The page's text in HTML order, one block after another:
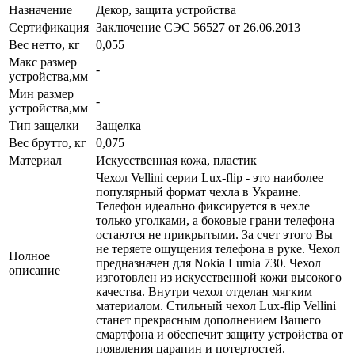
Назначение
Декор, защита устройства
Сертификация Заключение СЭС 56527 от 26.06.2013
Вес нетто, кг
0,055
Макс размер
устройства,мм
-
Мин размер
устройства,мм
-
Тип защелки
Защелка
Вес брутто, кг
0,075
Материал
Искусственная кожа, пластик
Полное
описание
Чехол Vellini серии Lux-flip - это наиболее
популярный формат чехла в Украине.
Телефон идеально фиксируется в чехле
только уголками, а боковые грани телефона
остаются не прикрытыми. За счет этого Вы
не теряете ощущения телефона в руке. Чехол
предназначен для Nokia Lumia 730. Чехол
изготовлен из искусственной кожи высокого
качества. Внутри чехол отделан мягким
материалом. Стильный чехол Lux-flip Vellini
станет прекрасным дополнением Вашего
смартфона и обеспечит защиту устройства от
появления царапин и потертостей.